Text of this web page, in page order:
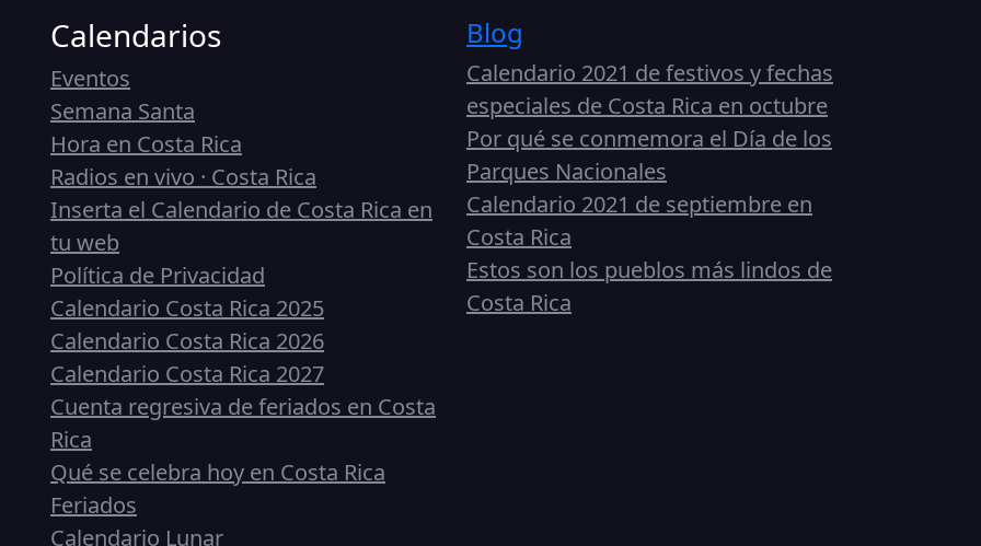
Calendarios
Eventos
Semana Santa
Hora en Costa Rica
Radios en vivo · Costa Rica
Inserta el Calendario de Costa Rica en
tu web
Política de Privacidad
Calendario Costa Rica 2025
Calendario Costa Rica 2026
Calendario Costa Rica 2027
Cuenta regresiva de feriados en Costa
Rica
Qué se celebra hoy en Costa Rica
Feriados
Calendario Lunar
Blog
Calendario 2021 de festivos y fechas
especiales de Costa Rica en octubre
Por qué se conmemora el Día de los
Parques Nacionales
Calendario 2021 de septiembre en
Costa Rica
Estos son los pueblos más lindos de
Costa Rica